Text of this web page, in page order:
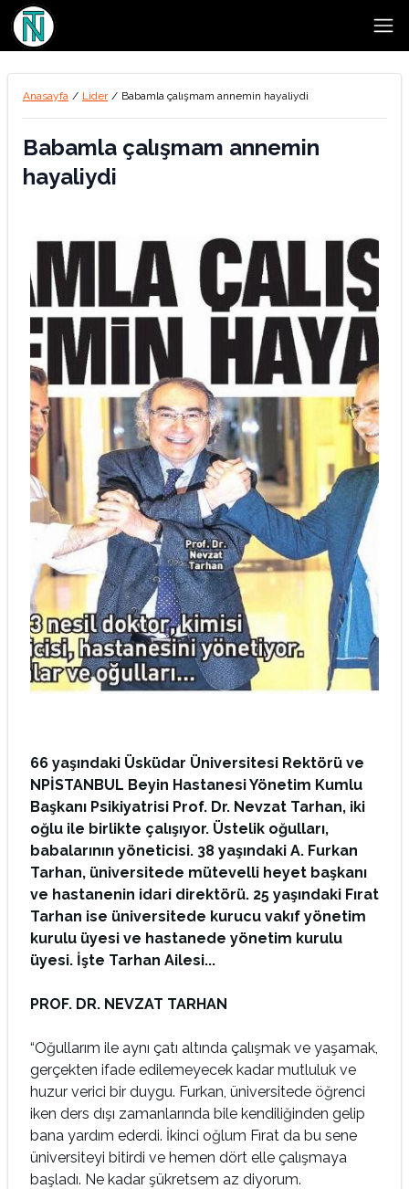
Anasayfa / Lider / Babamla çalışmam annemin hayaliydi
Babamla çalışmam annemin
hayaliydi
66 yaşındaki Üsküdar Üniversitesi Rektörü ve
NPİSTANBUL Beyin Hastanesi Yönetim Kumlu
Başkanı Psikiyatrisi Prof. Dr. Nevzat Tarhan, iki
oğlu ile birlikte çalışıyor. Üstelik oğulları,
babalarının yöneticisi. 38 yaşındaki A. Furkan
Tarhan, üniversitede mütevelli heyet başkanı
ve hastanenin idari direktörü. 25 yaşındaki Fırat
Tarhan ise üniversitede kurucu vakıf yönetim
kurulu üyesi ve hastanede yönetim kurulu
üyesi. İşte Tarhan Ailesi...
PROF. DR. NEVZAT TARHAN
“Oğullarım ile aynı çatı altında çalışmak ve yaşamak,
gerçekten ifade edilemeyecek kadar mutluluk ve
huzur verici bir duygu. Furkan, üniversitede öğrenci
iken ders dışı zamanlarında bile kendiliğinden gelip
bana yardım ederdi. İkinci oğlum Fırat da bu sene
üniversiteyi bitirdi ve hemen dört elle çalışmaya
başladı. Ne kadar şükretsem az diyorum.